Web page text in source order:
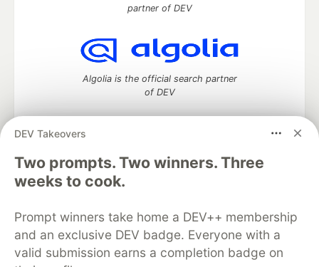
DEV Takeovers
Two prompts. Two winners. Three
weeks to cook.
Prompt winners take home a DEV++ membership
and an exclusive DEV badge. Everyone with a
valid submission earns a completion badge on
partner of DEV
Algolia is the official search partner
of DEV
DEV Community— A space to discuss and keep up software
development and manage your software career
Home
DEV Challenges
Organization Accounts
DEV Showcase About
Contact
Free Postgres Database
DEV Shop
MLH
Code of Conduct
Privacy Policy
Terms of Use
Built on
Forem software that powers